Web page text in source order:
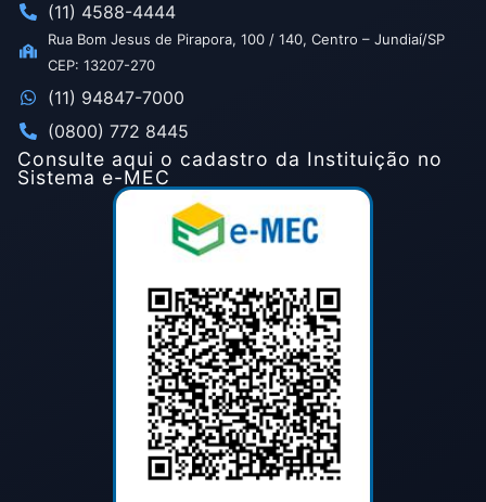
(11) 4588-4444
Rua Bom Jesus de Pirapora, 100 / 140, Centro – Jundiaí/SP
CEP: 13207-270
(11) 94847-7000
(0800) 772 8445
Consulte aqui o cadastro da Instituição no
Sistema e-MEC